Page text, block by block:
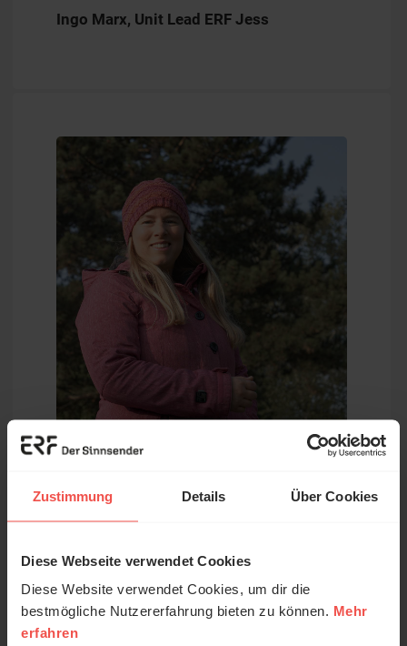
Zustimmung Details Über Cookies
Diese Webseite verwendet Cookies
Diese Website verwendet Cookies, um dir die
bestmögliche Nutzererfahrung bieten zu können. Mehr
erfahren
Ingo Marx, Unit Lead ERF Jess
zweiten Heimat, finde ich Ruhe –
auch nahe der Grenze zu Russland, in
Gottes Friede beginnt in mir.
Sonja Kilian, Redakteurin ERF Plus